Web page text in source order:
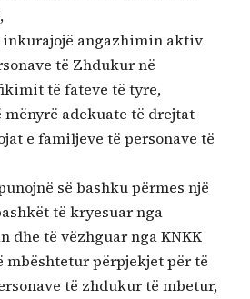
inkurajojë angazhimin aktiv
të Zhdukur në
të fateve të tyre,
adekuate të drejtat
e familjeve të personave të
së bashku përmes një
të kryesuar nga
dhe të vëzhguar nga KNKK
mbështetur përpjekjet për të
të zhdukur të mbetur,